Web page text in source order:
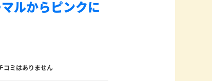
ルからピンクに
コミはありません